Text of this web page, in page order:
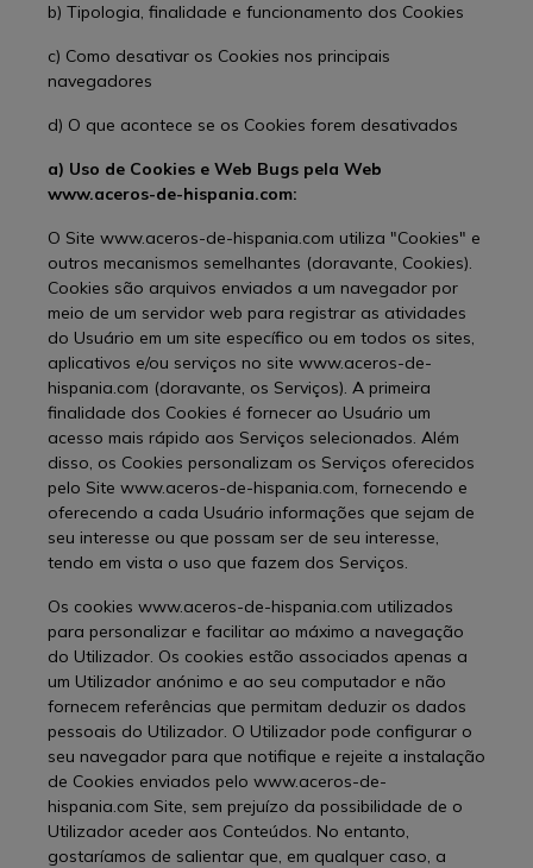
b) Tipologia, finalidade e funcionamento dos Cookies
c) Como desativar os Cookies nos principais
navegadores
d) O que acontece se os Cookies forem desativados
a) Uso de Cookies e Web Bugs pela Web
www.aceros-de-hispania.com:
O Site www.aceros-de-hispania.com utiliza "Cookies" e
outros mecanismos semelhantes (doravante, Cookies).
Cookies são arquivos enviados a um navegador por
meio de um servidor web para registrar as atividades
do Usuário em um site específico ou em todos os sites,
aplicativos e/ou serviços no site www.aceros-de-
hispania.com (doravante, os Serviços). A primeira
finalidade dos Cookies é fornecer ao Usuário um
acesso mais rápido aos Serviços selecionados. Além
disso, os Cookies personalizam os Serviços oferecidos
pelo Site www.aceros-de-hispania.com, fornecendo e
oferecendo a cada Usuário informações que sejam de
seu interesse ou que possam ser de seu interesse,
tendo em vista o uso que fazem dos Serviços.
Os cookies www.aceros-de-hispania.com utilizados
para personalizar e facilitar ao máximo a navegação
do Utilizador. Os cookies estão associados apenas a
um Utilizador anónimo e ao seu computador e não
fornecem referências que permitam deduzir os dados
pessoais do Utilizador. O Utilizador pode configurar o
seu navegador para que notifique e rejeite a instalação
de Cookies enviados pelo www.aceros-de-
hispania.com Site, sem prejuízo da possibilidade de o
Utilizador aceder aos Conteúdos. No entanto,
gostaríamos de salientar que, em qualquer caso, a